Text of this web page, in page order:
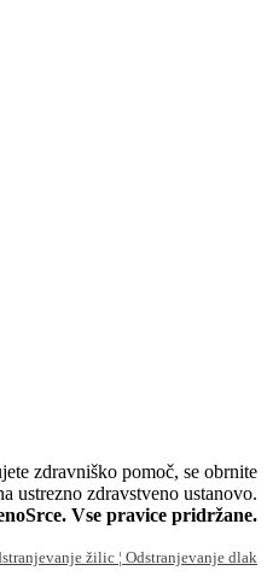
zdravniško pomoč, se obrnite
ustrezno zdravstveno ustanovo.
Vse pravice pridržane.
žilic ¦ Odstranjevanje dlak